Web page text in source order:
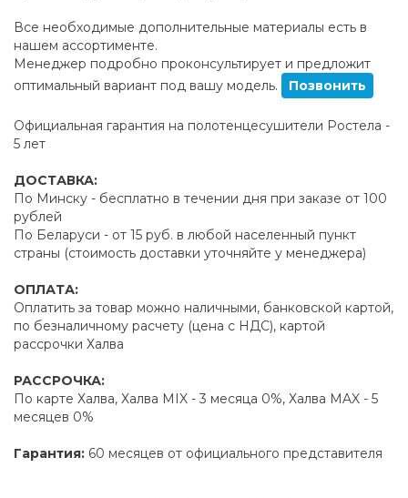
Все необходимые дополнительные материалы есть в
нашем ассортименте.
Менеджер подробно проконсультирует и предложит
оптимальный вариант под вашу модель.
Позвонить
Официальная гарантия на полотенцесушители Ростела -
5 лет
ДОСТАВКА:
По Минску - бесплатно в течении дня при заказе от 100
рублей
По Беларуси - от 15 руб. в любой населенный пункт
страны (стоимость доставки уточняйте у менеджера)
ОПЛАТА:
Оплатить за товар можно наличными, банковской картой,
по безналичному расчету (цена с НДС), картой
рассрочки Халва
РАССРОЧКА:
По карте Халва, Халва MIX - 3 месяца 0%, Халва MAX - 5
месяцев 0%
Гарантия: 60 месяцев от официального представителя